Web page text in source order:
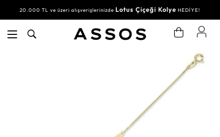
20.000 TL ve üzeri alışverişlerinizde Lotus Çiçeği Kolye HEDİYE!